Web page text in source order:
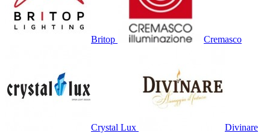
Britop Cremasco
Crystal Lux Divinare